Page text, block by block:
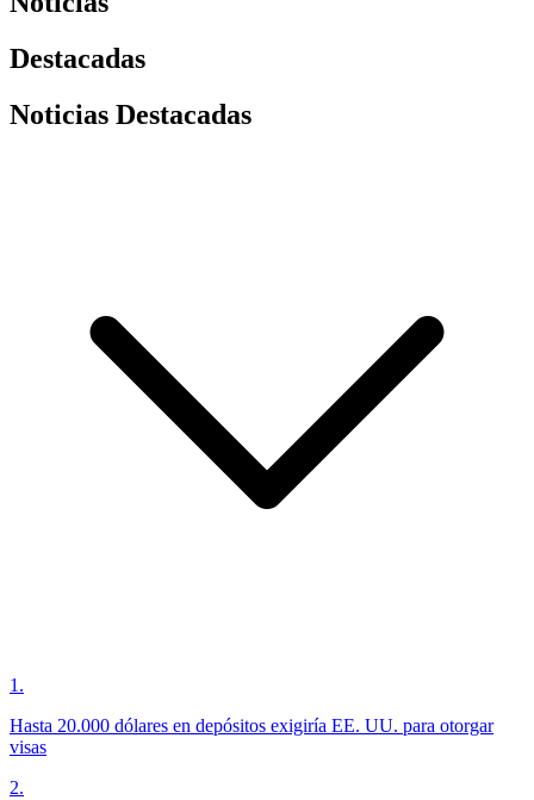
Destacadas
Noticias Destacadas
1 .
Hasta 20.000 dólares en depósitos exigiría EE. UU. para otorgar
visas
2.